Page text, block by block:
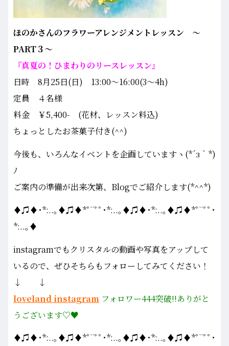
ほのかさんのフラワーアレンジメントレッスン ～
PART３～
『真夏の！ひまわりのリースレッスン』
日時 8月25日(日) 13:00～16:00(3～4h)
定員 ４名様
料金 ￥5,400- (花材、レッスン料込)
ちょっとしたお茶菓子付き(^^)
今後も、いろんなイベントを企画していますヽ(*´з｀*)
ﾉ
ご案内の準備が出来次第、Blogでご紹介します(*^^*)
♦♫♦･*:..｡♦♫♦*ﾟ¨ﾟﾟ･*:..｡♦♫♦･*:..｡♦♫♦*ﾟ¨ﾟﾟ･
*:..｡♦
instagramでもクリスタルの動画や写真をアップして
いるので、ぜひそちらもフォローしてみてください！
↓ ↓
loveland instagram フォロワー444突破!!ありがと
うございます♡♥
♦♫♦･*:..｡♦♫♦*ﾟ¨ﾟﾟ･*:..｡♦♫♦･*:..｡♦♫♦*ﾟ¨ﾟﾟ･